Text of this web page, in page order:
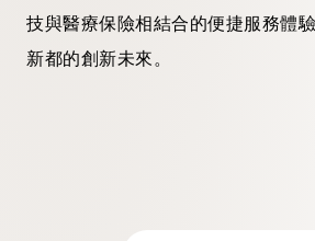
技與醫療保險相結合的便捷服務體
新都的創新未來。